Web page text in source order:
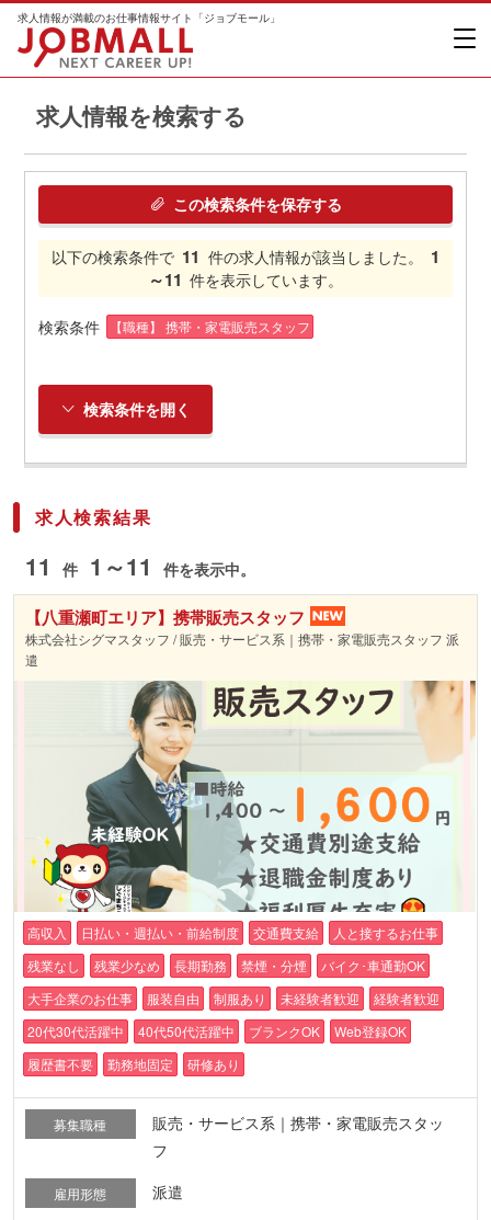
求人情報が満載のお仕事情報サイト「ジョブモール」
求人情報を検索する
この検索条件を保存する
以下の検索条件で 11 件の求人情報が該当しました。
1
～11 件を表示しています。
検索条件 【職種】 携帯・家電販売スタッフ
検索条件を開く
求人検索結果
11 件 1～11 件を表示中。
【八重瀬町エリア】携帯販売スタッフ
株式会社シグマスタッフ / 販売・サービス系｜携帯・家電販売スタッフ 派
遣
高収入 日払い・週払い・前給制度 交通費支給
人と接するお仕事
残業なし
残業少なめ 長期勤務 禁煙・分煙
バイク･車通勤OK
大手企業のお仕事
服装自由 制服あり 未経験者歓迎
経験者歓迎
20代30代活躍中
40代50代活躍中 ブランクOK
Web登録OK
履歴書不要
勤務地固定 研修あり
募集職種
販売・サービス系｜携帯・家電販売スタッ
フ
雇用形態 派遣